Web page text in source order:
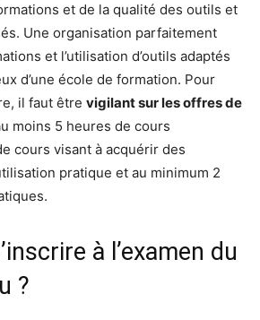
et de la qualité des outils et
Une organisation parfaitement
et l’utilisation d’outils adaptés
d’une école de formation. Pour
il faut être vigilant sur les offres de
moins 5 heures de cours
cours visant à acquérir des
pratique et au minimum 2
à l’examen du
?